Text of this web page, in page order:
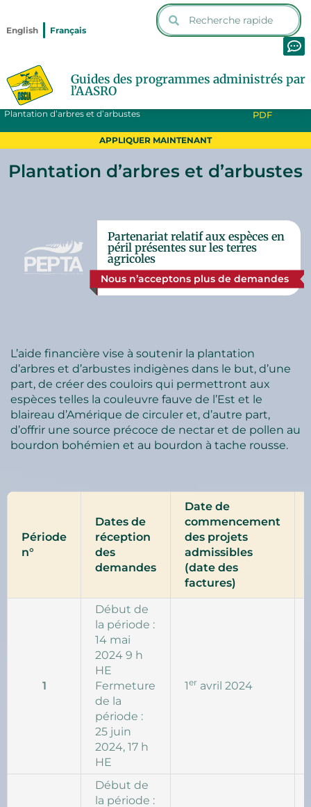
Guides des programmes administrés par
l’AASRO
English Français
Accueil
Plantation d’arbres et d’arbustes
PDF
APPLIQUER MAINTENANT
Plantation d’arbres et d’arbustes
Partenariat relatif aux espèces en
péril présentes sur les terres
agricoles
Nous n’acceptons plus de demandes
L’aide financière vise à soutenir la plantation
d’arbres et d’arbustes indigènes dans le but, d’une
part, de créer des couloirs qui permettront aux
espèces telles la couleuvre fauve de l’Est et le
blaireau d’Amérique de circuler et, d’autre part,
d’offrir une source précoce de nectar et de pollen au
bourdon bohémien et au bourdon à tache rousse.
Période
n°
Dates de
réception
des
demandes
Date de
commencement
des projets
admissibles
(date des
factures)
1
Début de
la période :
14 mai
2024 9 h
HE
Fermeture
de la
période :
25 juin
2024, 17 h
HE
1er avril 2024
Début de
la période :